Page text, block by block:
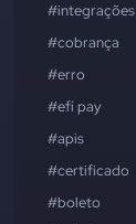
#integrações
#cobrança
#erro
#efí pay
#apis
#certificado
#boleto